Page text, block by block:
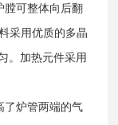
膛可整体向后翻
采用优质的多晶
。加热元件采用
了炉管两端的气